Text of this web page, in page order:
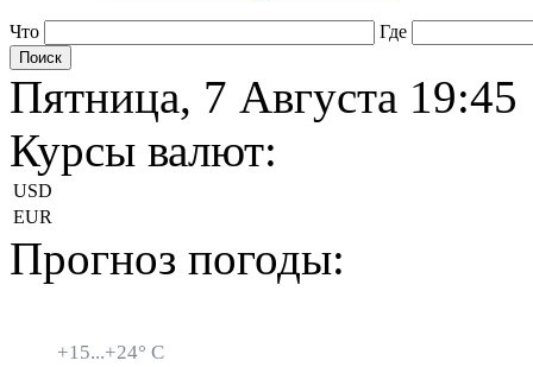
Что Где
Пятница, 7 Августа 19:45
Курсы валют:
USD
EUR
Прогноз погоды:
+15...+24° C